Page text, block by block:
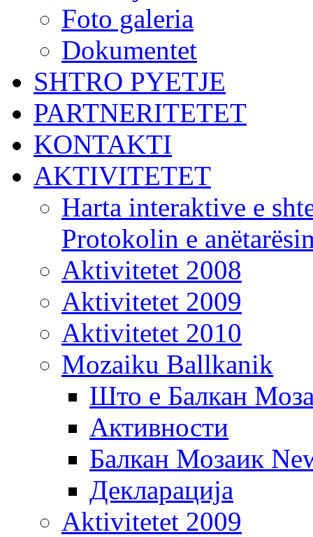
Foto galeria
Dokumentet
SHTRO PYETJE
PARTNERITETET
KONTAKTI
AKTIVITETET
Harta interaktive e
Protokolin e
Aktivitetet 2008
Aktivitetet 2009
Aktivitetet 2010
Mozaiku Ballkanik
Што е Балкан
Активности
Балкан Мозаик
Декларација
Aktivitetet 2009